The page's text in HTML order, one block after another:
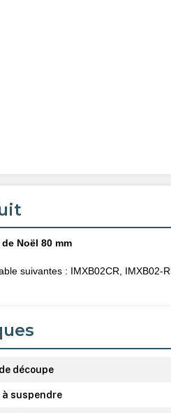
Noël 80 mm
suivantes : IMXB02CR, IMXB02-
découpe
à suspendre